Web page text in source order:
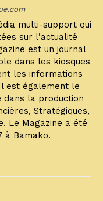
multi-support qui
sur l’actualité
est un journal
dans les kiosques
les informations
est également le
dans la production
Stratégiques,
Le Magazine a été
à Bamako.